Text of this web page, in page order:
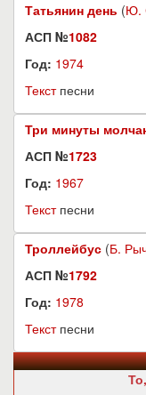
Татьянин день (Ю.
АСП №1082
Год: 1974
Текстпесни
Три минуты
АСП №1723
Год: 1967
Текстпесни
Троллейбус (Б.
АСП №1792
Год: 1978
Текстпесни